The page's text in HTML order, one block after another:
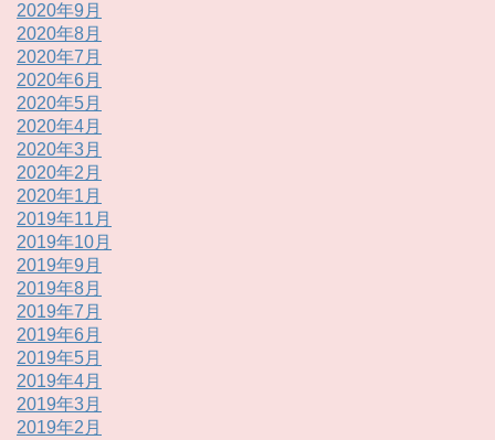
2020年9月
2020年8月
2020年7月
2020年6月
2020年5月
2020年4月
2020年3月
2020年2月
2020年1月
2019年11月
2019年10月
2019年9月
2019年8月
2019年7月
2019年6月
2019年5月
2019年4月
2019年3月
2019年2月